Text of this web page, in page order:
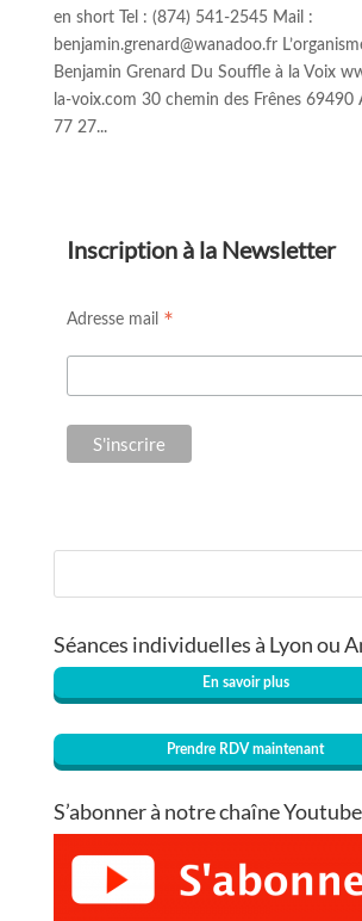
en short Tel : (874) 541-2545 Mail :
benjamin.grenard@wanadoo.fr
Benjamin Grenard Du Souffle à la Voix
la-voix.com 30 chemin des Frênes 69490
77 27...
Inscription à la Newsletter
Adresse mail *
Séances individuelles à Lyon ou
En savoir plus
Prendre RDV maintenant
S’abonner à notre chaîne Youtube